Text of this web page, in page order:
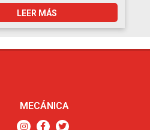
LEER MÁS
MECÁNICA